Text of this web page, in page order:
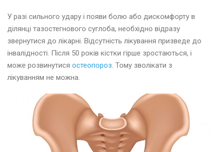
У разі сильного удару і появи болю або дискомфорту в
ділянці тазостегнового суглоба, необхідно відразу
звернутися до лікарні. Відсутність лікування призведе до
інвалідності. Після 50 років кістки гірше зростаються, і
може розвинутися остеопороз. Тому зволікати з
лікуванням не можна.